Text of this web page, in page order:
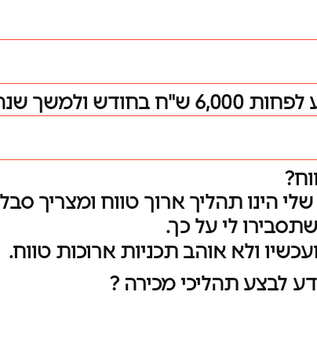
שיווק ?
הינו תהליך ארוך טווח ומצריך
לי על כך.
ולא אוהב תכניות ארוכות טווח.
לבצע תהליכי מכירה ?